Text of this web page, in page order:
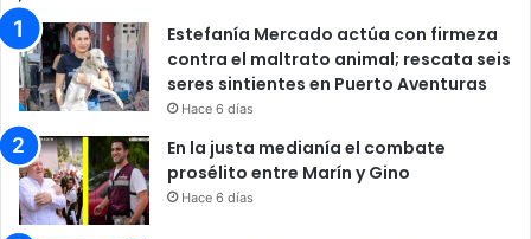
Estefanía Mercado actúa con firmeza
contra el maltrato animal; rescata seis
seres sintientes en Puerto Aventuras
Hace 6 días
En la justa medianía el combate
prosélito entre Marín y Gino
Hace 6 días